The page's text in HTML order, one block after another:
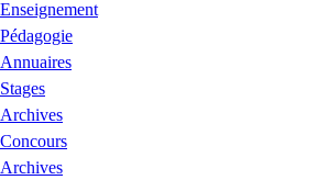
Enseignement
Pédagogie
Annuaires
Stages
Archives
Concours
Archives